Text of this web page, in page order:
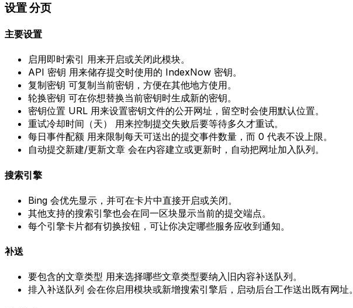
设置分页
主要设置
启用即时索引 用来开启或关闭此模块。
API 密钥 用来储存提交时使用的 IndexNow 密钥。
复制密钥 可复制当前密钥，方便在其他地方使用。
轮换密钥 可在你想替换当前密钥时生成新的密钥。
密钥位置 URL 用来设置密钥文件的公开网址，留空时会使用默认位置。
重试冷却时间（天）
用来控制提交失败后要等待多久才重试。
每日事件配额 用来限制每天可送出的提交事件数量，而 0 代表不设上限。
自动提交新建/更新文章 会在内容建立或更新时，自动把网址加入队列。
搜索引擎
Bing 会优先显示，并可在卡片中直接开启或关闭。
其他支持的搜索引擎也会在同一区块显示当前的提交端点。
每个引擎卡片都有切换按钮，可让你决定哪些服务应收到通知。
补送
要包含的文章类型 用来选择哪些文章类型要纳入旧内容补送队列。
排入补送队列 会在你启用模块或新增搜索引擎后，启动后台工作送出既有网址。